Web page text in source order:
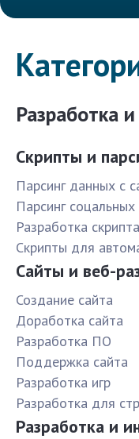
Разработка
Скрипты и
Парсинг данных с
Парсинг соцальных
Разработка скрипта
Скрипты для
Сайты и веб-
Создание сайта
Доработка сайта
Разработка ПО
Поддержка сайта
Разработка игр
Разработка для
Разработка и